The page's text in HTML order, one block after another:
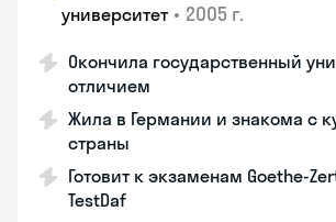
университет • 2005 г.
Окончила государственный
отличием
Жила в Германии и знакома с
страны
Готовит к экзаменам Goethe-
TestDaf